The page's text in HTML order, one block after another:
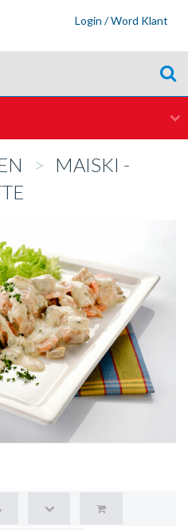
Login / Word Klant
> MAISKI -